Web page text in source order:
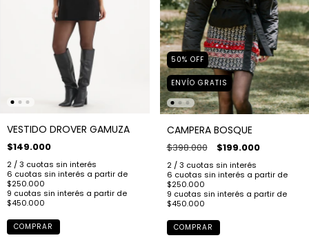
VESTIDO DROVER GAMUZA
$149.000
COMPRAR
50% OFF
ENVÍO GRATIS
CAMPERA BOSQUE
$398.000 $199.000
COMPRAR